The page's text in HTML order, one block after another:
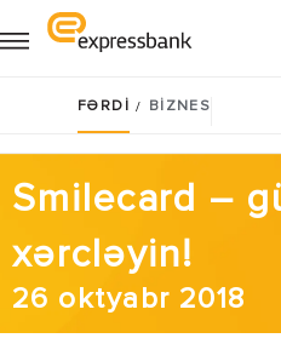
FƏRDİ / BİZNES
Smilecard –
xərcləyin!
26 oktyabr 2018